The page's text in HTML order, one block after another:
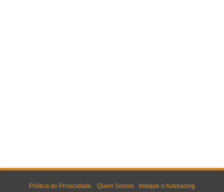
Política de Privacidade Quem Somos Indique o Autoracing